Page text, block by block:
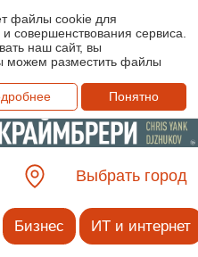
файлы cookie для
совершенствования сервиса.
наш сайт, вы
можем разместить файлы
Понятно
Выбрать город
Бизнес ИТ и интернет